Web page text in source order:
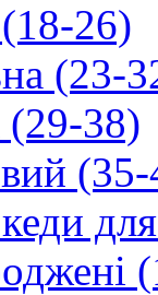
26)
(23-
(29-38)